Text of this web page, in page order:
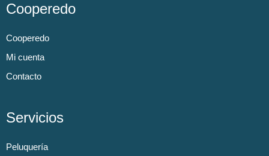
Cooperedo
Cooperedo
Mi cuenta
Contacto
Servicios
Peluquería